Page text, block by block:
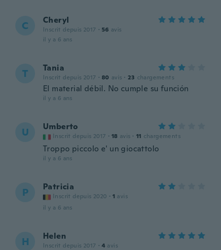
C Cheryl
Inscrit depuis 2017 · 56 avis
il y a 6 ans
T Tania
Inscrit depuis 2017 · 80 avis · 23 chargements
El material débil. No cumple su función
il y a 6 ans
U Umberto
Inscrit depuis 2017 · 18 avis · 11 chargements
Troppo piccolo e' un giocattolo
il y a 6 ans
P Patricia
Inscrit depuis 2020 · 1 avis
il y a 6 ans
H Helen
Inscrit depuis 2017 · 4 avis